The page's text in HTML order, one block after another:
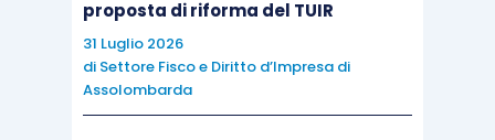
proposta di riforma del TUIR
31 Luglio 2026
di Settore Fisco e Diritto d’Impresa di
Assolombarda